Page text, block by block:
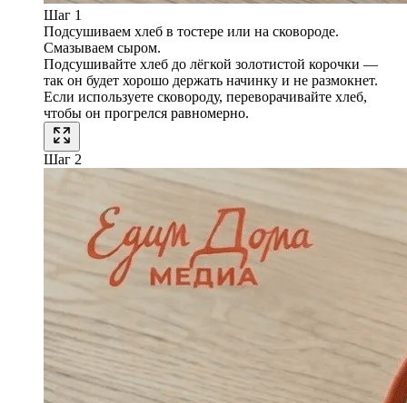
Шаг 1
Подсушиваем хлеб в тостере или на сковороде.
Смазываем сыром.
Подсушивайте хлеб до лёгкой золотистой корочки —
так он будет хорошо держать начинку и не размокнет.
Если используете сковороду, переворачивайте хлеб,
чтобы он прогрелся равномерно.
Шаг 2